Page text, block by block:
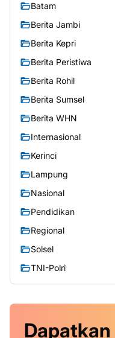
Batam
Berita Jambi
Berita Kepri
Berita Peristiwa
Berita Rohil
Berita Sumsel
Berita WHN
Internasional
Kerinci
Lampung
Nasional
Pendidikan
Regional
Solsel
TNI-Polri
Dapatkan